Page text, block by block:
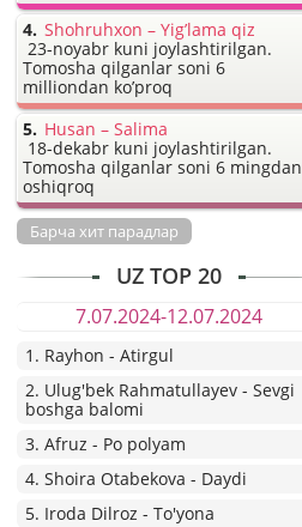
Shohruhxon – Yig’lama qiz
23-noyabr kuni joylashtirilgan.
Tomosha qilganlar soni 6
milliondan ko’proq
Husan – Salima
18-dekabr kuni joylashtirilgan.
Tomosha qilganlar soni 6 mingdan
oshiqroq
Барча хит парадлар
UZ TOP 20
7.07.2024-12.07.2024
1. Rayhon - Atirgul
2. Ulug'bek Rahmatullayev - Sevgi
boshga balomi
3. Afruz - Po polyam
4. Shoira Otabekova - Daydi
5. Iroda Dilroz - To'yona